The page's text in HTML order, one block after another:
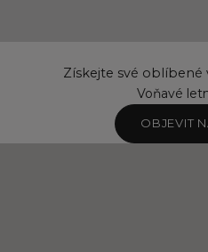
Získejte své oblíbené
Voňavé
OBJEVIT